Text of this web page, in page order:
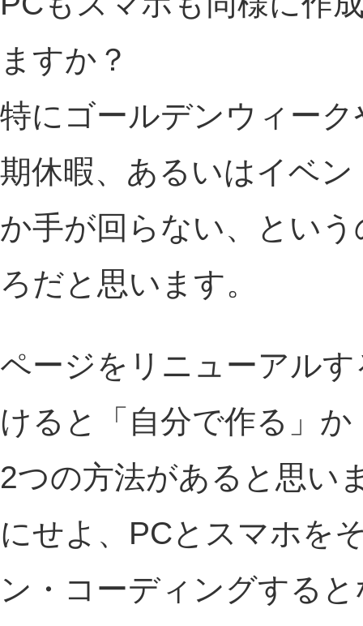
ますか？
特にゴールデンウィー
期休暇、あるいはイベ
か手が回らない、とい
ろだと思います。
ページをリニューアル
けると「自分で作る」
2つの方法があると思い
にせよ、PCとスマホを
ン・コーディングする